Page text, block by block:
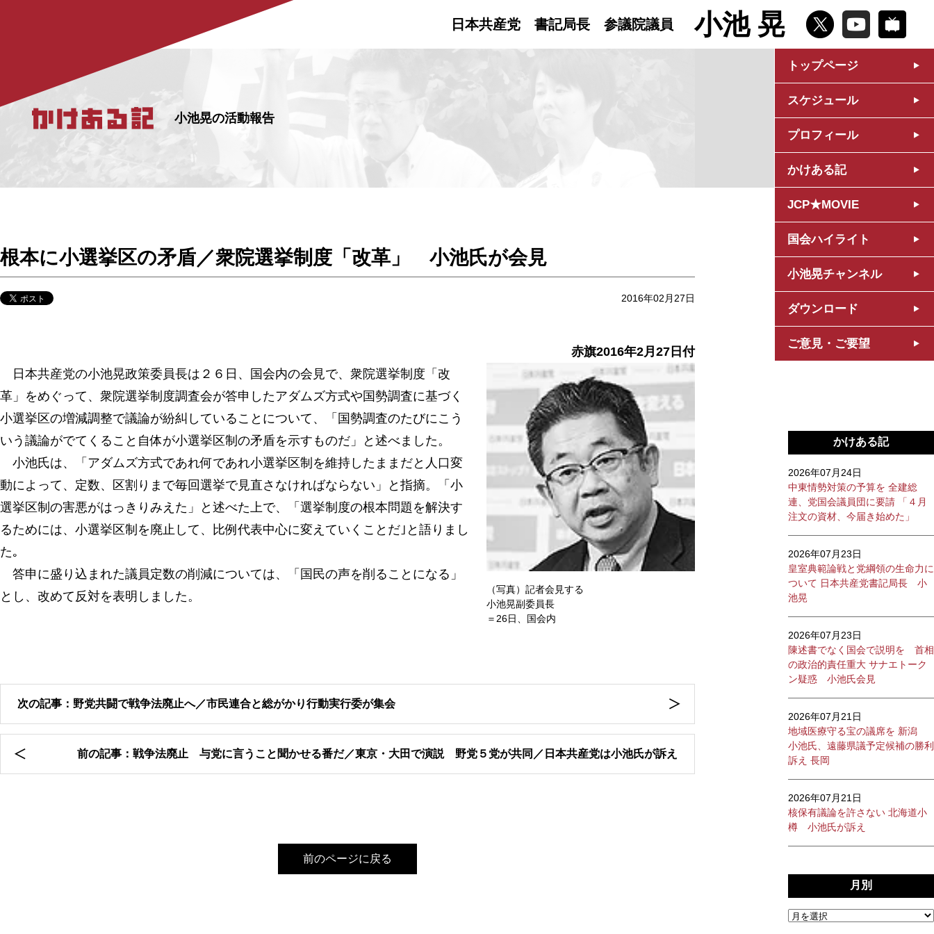
日本共産党 書記局長 参議院議員 小池 晃
トップページ
スケジュール
プロフィール
かけある記
JCP★MOVIE
国会ハイライト
小池晃チャンネル
ダウンロード
ご意見・ご要望
小池晃の活動報告
根本に小選挙区の矛盾／衆院選挙制度「改革」 小池氏が会見
2016年02月27日
赤旗2016年2月27日付
（写真）記者会見する
小池晃副委員長
＝26日、国会内
日本共産党の小池晃政策委員長は２６日、国会内の会見で、衆院選挙制度「改
革」をめぐって、衆院選挙制度調査会が答申したアダムズ方式や国勢調査に基づく
小選挙区の増減調整で議論が紛糾していることについて、「国勢調査のたびにこう
いう議論がでてくること自体が小選挙区制の矛盾を示すものだ」と述べました。
小池氏は、「アダムズ方式であれ何であれ小選挙区制を維持したままだと人口変
動によって、定数、区割りまで毎回選挙で見直さなければならない」と指摘。「小
選挙区制の害悪がはっきりみえた」と述べた上で、「選挙制度の根本問題を解決す
るためには、小選挙区制を廃止して、比例代表中心に変えていくことだ｣と語りまし
た｡
答申に盛り込まれた議員定数の削減については、「国民の声を削ることになる」
とし、改めて反対を表明しました。
次の記事：野党共闘で戦争法廃止へ／市民連合と総がかり行動実行委が集会
前の記事：戦争法廃止 与党に言うこと聞かせる番だ／東京・大田で演説 野党５党が共同／日本共産党は小池氏が訴え
前のページに戻る
かけある記
2026年07月24日
中東情勢対策の予算を 全建総
連、党国会議員団に要請 「４月
注文の資材、今届き始めた」
2026年07月23日
皇室典範論戦と党綱領の生命力に
ついて 日本共産党書記局長 小
池晃
2026年07月23日
陳述書でなく国会で説明を 首相
の政治的責任重大 サナエトーク
ン疑惑 小池氏会見
2026年07月21日
地域医療守る宝の議席を 新潟
小池氏、遠藤県議予定候補の勝利
訴え 長岡
2026年07月21日
核保有議論を許さない 北海道小
樽 小池氏が訴え
月別